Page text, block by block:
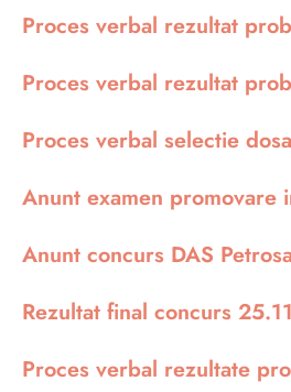
Proces verbal rezultat
Proces verbal rezultat
Proces verbal selectie
Anunt examen
Anunt concurs DAS
Rezultat final concurs
Proces verbal rezultate